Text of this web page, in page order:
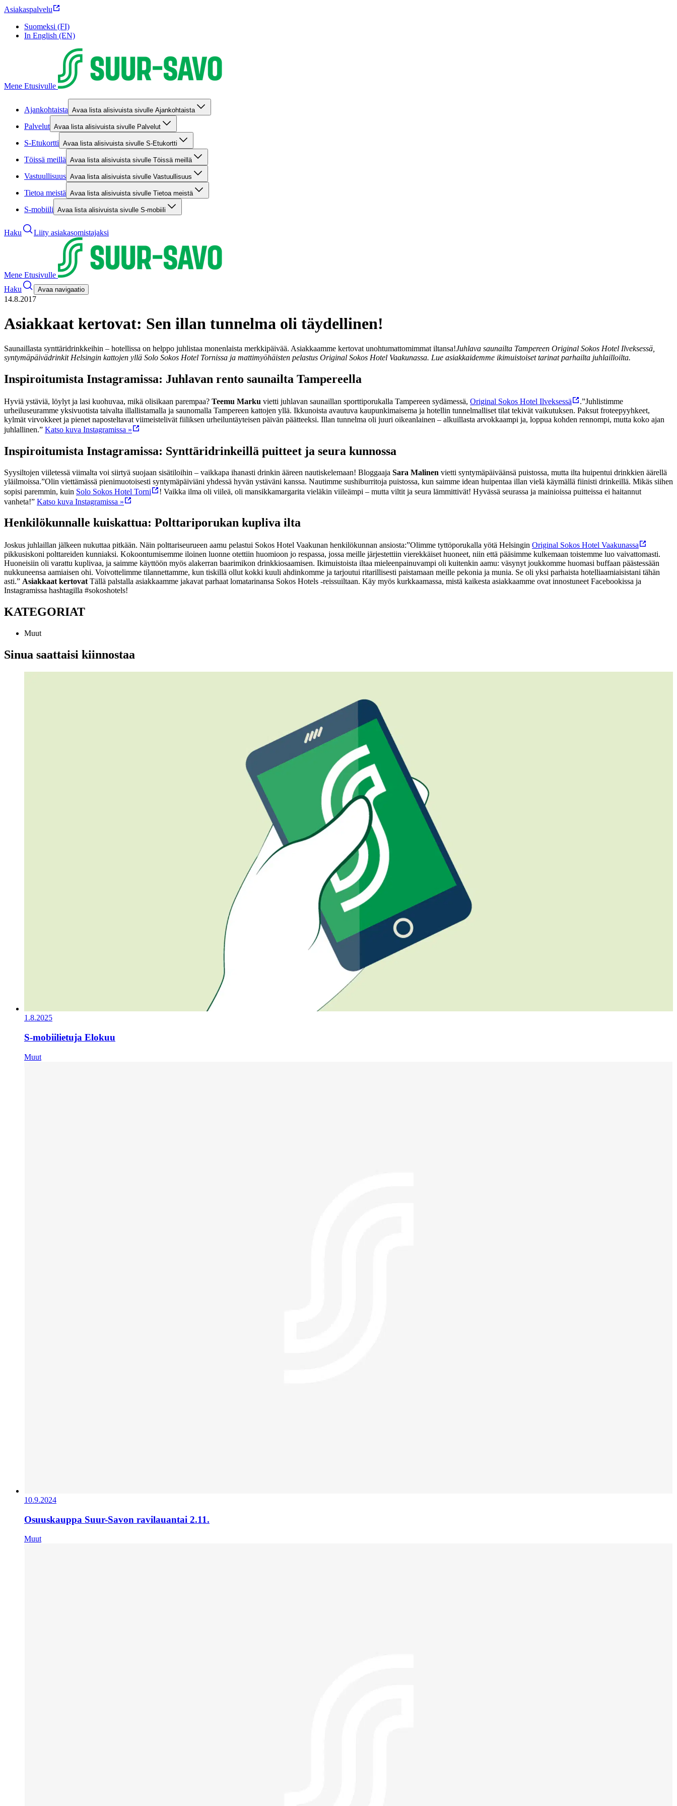
Asiakaspalvelu
Suomeksi (FI)
In English (EN)
Mene Etusivulle
Ajankohtaista Avaa lista alisivuista sivulle Ajankohtaista
Palvelut Avaa lista alisivuista sivulle Palvelut
S-Etukortti Avaa lista alisivuista sivulle S-Etukortti
Töissä meillä Avaa lista alisivuista sivulle Töissä meillä
Vastuullisuus Avaa lista alisivuista sivulle Vastuullisuus
Tietoa meistä Avaa lista alisivuista sivulle Tietoa meistä
S-mobiili Avaa lista alisivuista sivulle S-mobiili
Haku Liity asiakasomistajaksi
Mene Etusivulle
Haku
Avaa navigaatio
14.8.2017
Asiakkaat kertovat: Sen illan tunnelma oli täydellinen!
Saunaillasta synttäridrinkkeihin – hotellissa on helppo juhlistaa monenlaista merkkipäivää. Asiakkaamme kertovat unohtumattomimmat iltansa!Juhlava saunailta Tampereen Original Sokos Hotel Ilveksessä,
syntymäpäivädrinkit Helsingin kattojen yllä Solo Sokos Hotel Tornissa ja mattimyöhäisten pelastus Original Sokos Hotel Vaakunassa. Lue asiakkaidemme ikimuistoiset tarinat parhailta juhlailloilta.
Inspiroitumista Instagramissa: Juhlavan rento saunailta Tampereella
Hyviä ystäviä, löylyt ja lasi kuohuvaa, mikä olisikaan parempaa? Teemu Marku vietti juhlavan saunaillan sporttiporukalla Tampereen sydämessä, Original Sokos Hotel Ilveksessä .”Juhlistimme
urheiluseuramme yksivuotista taivalta illallistamalla ja saunomalla Tampereen kattojen yllä. Ikkunoista avautuva kaupunkimaisema ja hotellin tunnelmalliset tilat tekivät vaikutuksen. Paksut froteepyyhkeet,
kylmät virvokkeet ja pienet naposteltavat viimeistelivät fiiliksen urheiluntäyteisen päivän päätteeksi. Illan tunnelma oli juuri oikeanlainen – alkuillasta arvokkaampi ja, loppua kohden rennompi, mutta koko ajan
juhlallinen.” Katso kuva Instagramissa »
Inspiroitumista Instagramissa: Synttäridrinkeillä puitteet ja seura kunnossa
Syysiltojen viiletessä viimalta voi siirtyä suojaan sisätiloihin – vaikkapa ihanasti drinkin ääreen nautiskelemaan! Bloggaaja Sara Malinen vietti syntymäpäiväänsä puistossa, mutta ilta huipentui drinkkien äärellä
yläilmoissa.”Olin viettämässä pienimuotoisesti syntymäpäiviäni yhdessä hyvän ystäväni kanssa. Nautimme sushiburritoja puistossa, kun saimme idean huipentaa illan vielä käymällä fiinisti drinkeillä. Mikäs siihen
sopisi paremmin, kuin Solo Sokos Hotel Torni
! Vaikka ilma oli viileä, oli mansikkamargarita vieläkin viileämpi – mutta viltit ja seura lämmittivät! Hyvässä seurassa ja mainioissa puitteissa ei haitannut
vanheta!” Katso kuva Instagramissa »
Henkilökunnalle kuiskattua: Polttariporukan kupliva ilta
Joskus juhlaillan jälkeen nukuttaa pitkään. Näin polttariseurueen aamu pelastui Sokos Hotel Vaakunan henkilökunnan ansiosta:”Olimme tyttöporukalla yötä Helsingin Original Sokos Hotel Vaakunassa
pikkusiskoni polttareiden kunniaksi. Kokoontumisemme iloinen luonne otettiin huomioon jo respassa, jossa meille järjestettiin vierekkäiset huoneet, niin että pääsimme kulkemaan toistemme luo vaivattomasti.
Huoneisiin oli varattu kuplivaa, ja saimme käyttöön myös alakerran baarimikon drinkkiosaamisen. Ikimuistoista iltaa mieleenpainuvampi oli kuitenkin aamu: väsynyt joukkomme huomasi buffaan päästessään
nukkuneensa aamiaisen ohi. Voivottelimme tilannettamme, kun tiskillä ollut kokki kuuli ahdinkomme ja tarjoutui ritarillisesti paistamaan meille pekonia ja munia. Se oli yksi parhaista hotelliaamiaisistani tähän
asti.” Asiakkaat kertovat Tällä palstalla asiakkaamme jakavat parhaat lomatarinansa Sokos Hotels -reissuiltaan. Käy myös kurkkaamassa, mistä kaikesta asiakkaamme ovat innostuneet Facebookissa ja
Instagramissa hashtagilla #sokoshotels!
KATEGORIAT
Muut
Sinua saattaisi kiinnostaa
1.8.2025
S-mobiilietuja Elokuu
Muut
10.9.2024
Osuuskauppa Suur-Savon ravilauantai 2.11.
Muut